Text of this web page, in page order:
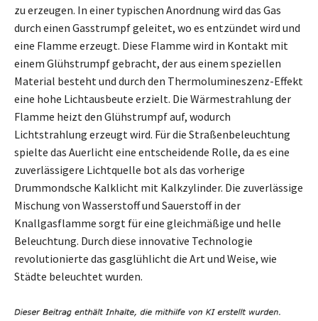
zu erzeugen. In einer typischen Anordnung wird das Gas
durch einen Gasstrumpf geleitet, wo es entzündet wird und
eine Flamme erzeugt. Diese Flamme wird in Kontakt mit
einem Glühstrumpf gebracht, der aus einem speziellen
Material besteht und durch den Thermolumineszenz-Effekt
eine hohe Lichtausbeute erzielt. Die Wärmestrahlung der
Flamme heizt den Glühstrumpf auf, wodurch
Lichtstrahlung erzeugt wird. Für die Straßenbeleuchtung
spielte das Auerlicht eine entscheidende Rolle, da es eine
zuverlässigere Lichtquelle bot als das vorherige
Drummondsche Kalklicht mit Kalkzylinder. Die zuverlässige
Mischung von Wasserstoff und Sauerstoff in der
Knallgasflamme sorgt für eine gleichmäßige und helle
Beleuchtung. Durch diese innovative Technologie
revolutionierte das gasglühlicht die Art und Weise, wie
Städte beleuchtet wurden.